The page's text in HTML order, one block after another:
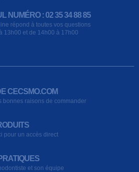
NUMÉRO : 02 35 34 88 85
répond à toutes vos questions
13h00 et de 14h00 à 17h00
CECSMO.COM
bonnes raisons de commander
pour un accès direct
et son équipe